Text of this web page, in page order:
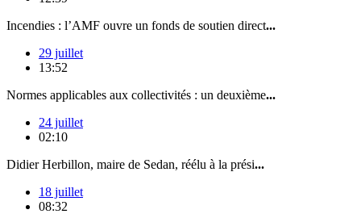
Incendies : l’AMF ouvre un fonds de soutien direct...
29 juillet
13:52
Normes applicables aux collectivités : un deuxième...
24 juillet
02:10
Didier Herbillon, maire de Sedan, réélu à la prési...
18 juillet
08:32